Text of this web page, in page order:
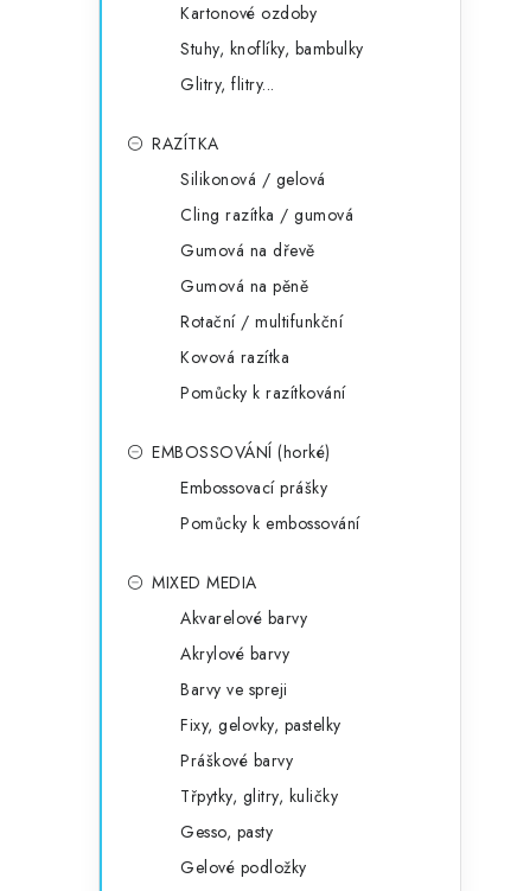
Kartonové ozdoby
Stuhy, knoflíky, bambulky
Glitry, flitry...
RAZÍTKA
Silikonová / gelová
Cling razítka / gumová
Gumová na dřevě
Gumová na pěně
Rotační / multifunkční
Kovová razítka
Pomůcky k razítkování
EMBOSSOVÁNÍ (horké)
Embossovací prášky
Pomůcky k embossování
MIXED MEDIA
Akvarelové barvy
Akrylové barvy
Barvy ve spreji
Fixy, gelovky, pastelky
Práškové barvy
Třpytky, glitry, kuličky
Gesso, pasty
Gelové podložky